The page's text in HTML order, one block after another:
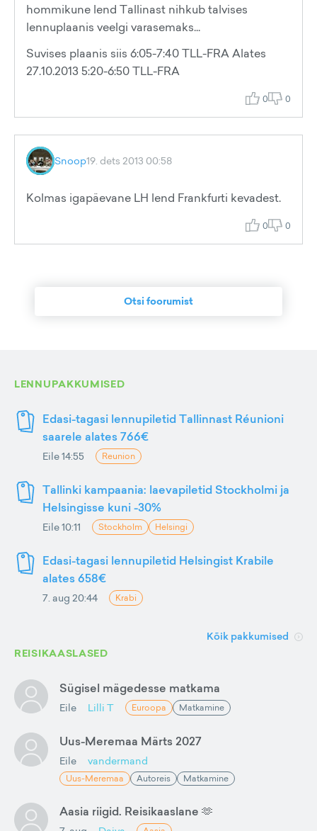
hommikune lend Tallinast nihkub talvises
lennuplaanis veelgi varasemaks...
Suvises plaanis siis 6:05-7:40 TLL-FRA Alates
27.10.2013 5:20-6:50 TLL-FRA
0 0
Snoop19. dets 2013 00:58
Kolmas igapäevane LH lend Frankfurti kevadest.
0 0
Otsi foorumist
LENNUPAKKUMISED
Edasi-tagasi lennupiletid Tallinnast Réunioni
saarele alates 766€
Eile 14:55 Reunion
Tallinki kampaania: laevapiletid Stockholmi ja
Helsingisse kuni -30%
Eile 10:11 Stockholm Helsingi
Edasi-tagasi lennupiletid Helsingist Krabile
alates 658€
7. aug 20:44 Krabi
Kõik pakkumised
REISIKAASLASED
Sügisel mägedesse matkama
Eile Lilli T Euroopa Matkamine
Uus-Meremaa Märts 2027
Eile vandermand
Uus-Meremaa Autoreis Matkamine
Aasia riigid. Reisikaaslane 🫶